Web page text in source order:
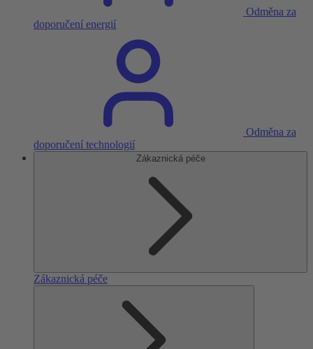
Odměna za
doporučení energií
Odměna za
doporučení technologií
Zákaznická péče
Zákaznická péče